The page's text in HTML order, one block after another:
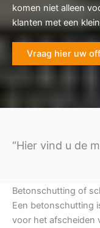
komen niet alleen
klanten met een
Vraag hier uw
“Hier vind u de
Betonschutting of
Een betonschutting
voor het afscheiden